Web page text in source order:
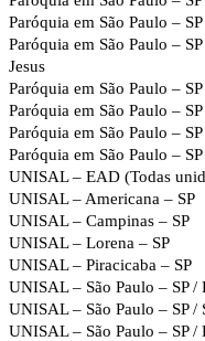
Paróquia em São Paulo –
Paróquia em São Paulo –
Jesus
Paróquia em São Paulo –
Paróquia em São Paulo –
Paróquia em São Paulo –
Paróquia em São Paulo –
UNISAL – EAD (Todas
UNISAL – Americana – SP
UNISAL – Campinas – SP
UNISAL – Lorena – SP
UNISAL – Piracicaba – SP
UNISAL – São Paulo – SP /
UNISAL – São Paulo – SP /
UNISAL – São Paulo – SP /